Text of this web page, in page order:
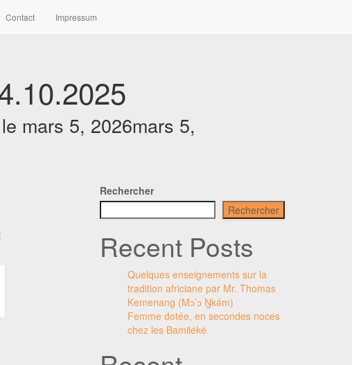
Contact Impressum
le mars 5, 2026mars 5,
Rechercher
Rechercher
Recent Posts
Quelques enseignements sur la
tradition africiane par Mr. Thomas
Kemenang (Mɔ’ɔ Ŋkǝ́m)
Femme dotée, en secondes noces
chez les Bamiléké